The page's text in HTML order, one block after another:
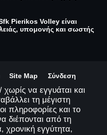
Pierikos Volley είναι
υπομονής και σωστής
Site Map Σύνδεση
να εγγυάται και
τη μέγιστη
πληροφορίες και το
διέπονται από τη
χρονική εγγύτητα,